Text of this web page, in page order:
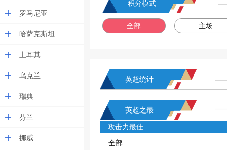
罗马尼亚
哈萨克斯坦
土耳其
乌克兰
瑞典
芬兰
挪威
积分模式
全部 主场
英超统计
英超之最
攻击力最佳
全部